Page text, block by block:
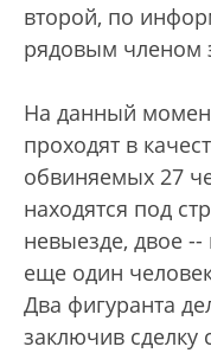
второй, по
рядовым членом
На данный
проходят в
обвиняемых 27
находятся под
невыезде, двое
еще один
Два фигуранта
заключив сделку